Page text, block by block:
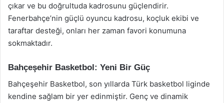
çıkar ve bu doğrultuda kadrosunu güçlendirir.
Fenerbahçe’nin güçlü oyuncu kadrosu, koçluk ekibi ve
taraftar desteği, onları her zaman favori konumuna
sokmaktadır.
Bahçeşehir Basketbol: Yeni Bir Güç
Bahçeşehir Basketbol, son yıllarda Türk basketbol liginde
kendine sağlam bir yer edinmiştir. Genç ve dinamik